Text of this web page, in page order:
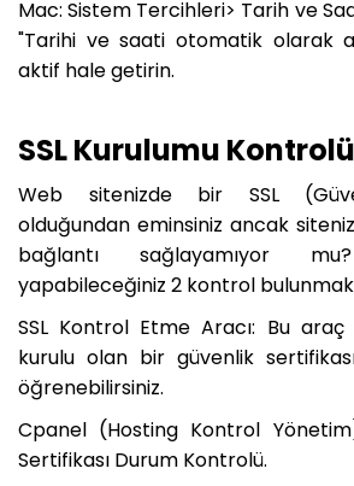
Mac: Sistem Tercihleri> Tarih ve
"Tarihi ve saati otomatik olarak
aktif hale getirin.
SSL Kurulumu Kontrolü
Web sitenizde bir SSL
olduğundan eminsiniz ancak
bağlantı sağlayamıyor
yapabileceğiniz 2 kontrol
SSL Kontrol Etme Aracı: Bu
kurulu olan bir güvenlik
öğrenebilirsiniz.
Cpanel (Hosting Kontrol
Sertifikası Durum Kontrolü.